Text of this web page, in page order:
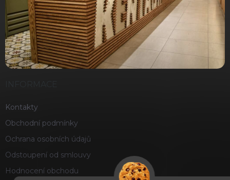
Kontakty
Obchodní podmínky
Ochrana osobních údajů
Odstoupení od smlouvy
Hodnocení obchodu